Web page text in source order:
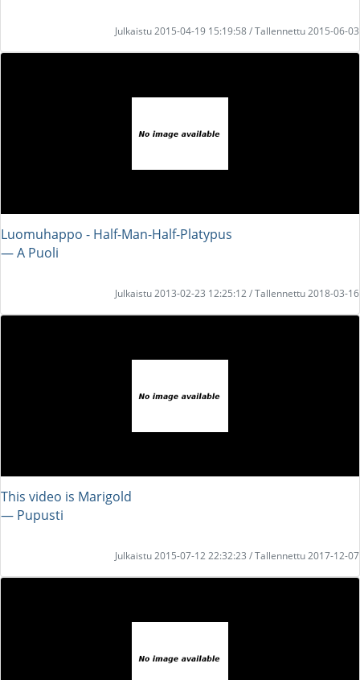
Julkaistu 2015-04-19 15:19:58 / Tallennettu 2015-06-03
Luomuhappo - Half-Man-Half-Platypus
― A Puoli
Julkaistu 2013-02-23 12:25:12 / Tallennettu 2018-03-16
This video is Marigold
― Pupusti
Julkaistu 2015-07-12 22:32:23 / Tallennettu 2017-12-07